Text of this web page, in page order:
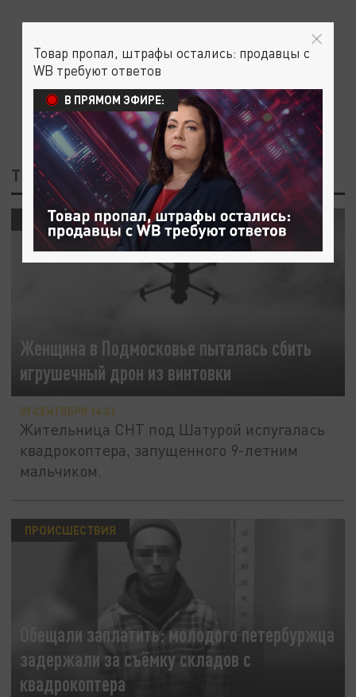
ТЕГ: КВАДРОКОПТЕР
Женщина в Подмосковье пыталась сбить
игрушечный дрон из винтовки
ПРОИСШЕСТВИЯ
07 СЕНТЯБРЯ 14:31
Жительница СНТ под Шатурой испугалась
квадрокоптера, запущенного 9-летним
мальчиком.
Обещали заплатить: молодого петербуржца
задержали за съёмку складов с
квадрокоптера
ПРОИСШЕСТВИЯ
Товар пропал, штрафы остались: продавцы с
WB требуют ответов
В ПРЯМОМ ЭФИРЕ: